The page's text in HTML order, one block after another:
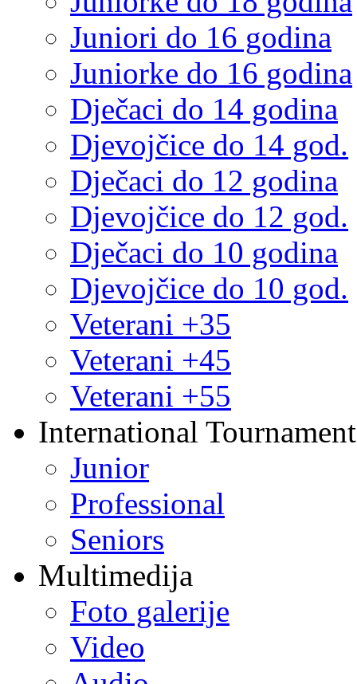
Juniori do 16 godina
Juniorke do 16 godina
Dječaci do 14 godina
Djevojčice do 14 god.
Dječaci do 12 godina
Djevojčice do 12 god.
Dječaci do 10 godina
Djevojčice do 10 god.
Veterani +35
Veterani +45
Veterani +55
International
Junior
Professional
Seniors
Multimedija
Foto galerije
Video